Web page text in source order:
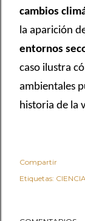
cambios
la aparición
entornos
caso ilustra
ambientales
historia de la
Compartir
Etiquetas: